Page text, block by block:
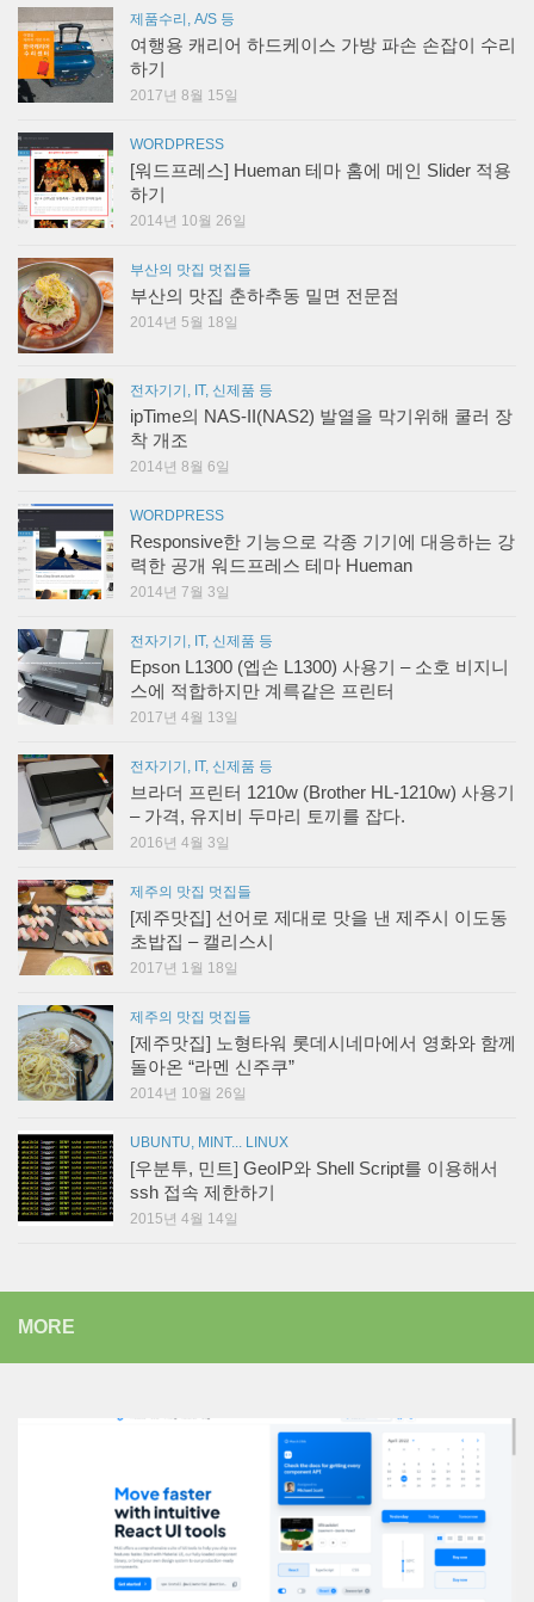
제품수리, A/S 등
여행용 캐리어 하드케이스 가방 파손 손잡이 수리
하기
2017년 8월 15일
WORDPRESS
[워드프레스] Hueman 테마 홈에 메인 Slider 적용
하기
2014년 10월 26일
부산의 맛집 멋집들
부산의 맛집 춘하추동 밀면 전문점
2014년 5월 18일
전자기기, IT, 신제품 등
ipTime의 NAS-II(NAS2) 발열을 막기위해 쿨러 장
착 개조
2014년 8월 6일
WORDPRESS
Responsive한 기능으로 각종 기기에 대응하는 강
력한 공개 워드프레스 테마 Hueman
2014년 7월 3일
전자기기, IT, 신제품 등
Epson L1300 (엡손 L1300) 사용기 – 소호 비지니
스에 적합하지만 계륵같은 프린터
2017년 4월 13일
전자기기, IT, 신제품 등
브라더 프린터 1210w (Brother HL-1210w) 사용기
– 가격, 유지비 두마리 토끼를 잡다.
2016년 4월 3일
제주의 맛집 멋집들
[제주맛집] 선어로 제대로 맛을 낸 제주시 이도동
초밥집 – 캘리스시
2017년 1월 18일
제주의 맛집 멋집들
[제주맛집] 노형타워 롯데시네마에서 영화와 함께
돌아온 “라멘 신주쿠”
2014년 10월 26일
UBUNTU, MINT... LINUX
[우분투, 민트] GeoIP와 Shell Script를 이용해서
ssh 접속 제한하기
2015년 4월 14일
MORE